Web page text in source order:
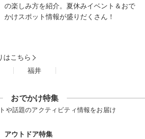
の楽しみ方を紹介。夏休みイベント＆おで
かけスポット情報が盛りだくさん！
はこちら
福井
おでかけ特集
や話題のアクティビティ情報をお届け
アウトドア特集